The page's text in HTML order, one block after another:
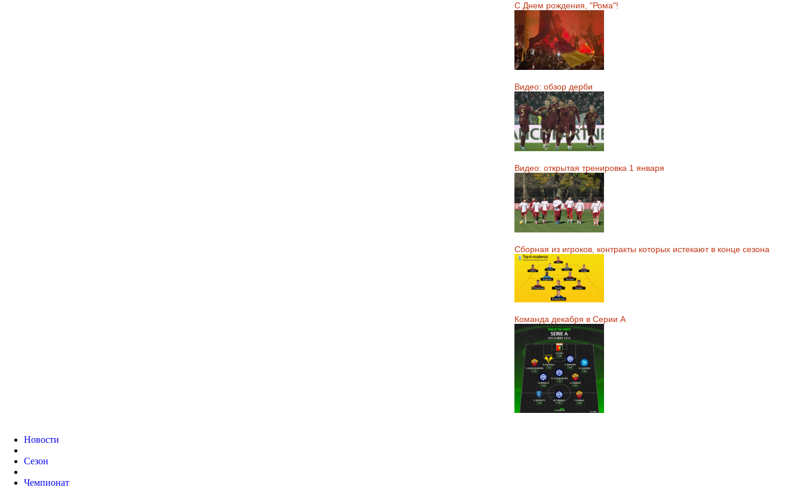
С Днем рождения, "Рома"!
Видео: обзор дерби
Видео: открытая тренировка 1 января
Сборная из игроков, контракты которых истекают в конце сезона
Команда декабря в Серии А
Новости
Сезон
Чемпионат